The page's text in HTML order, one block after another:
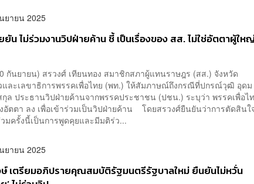
ยายน 2025
ยัน ไม่ร่วมงานวิปฝ่ายค้าน ชี้ เป็นเรื่องของ สส. ไม่ใช่อัตตาผู้ให
กันยายน) สรวงศ์ เทียนทอง สมาชิกสภาผู้แทนราษฎร (สส.) จังหวัด
และเลขาธิการพรรคเพื่อไทย (พท.) ให้สัมภาษณ์ถึงกรณีที่ปกรณ์วุฒิ อุดม
ล ประธานวิปฝ่ายค้านจากพรรคประชาชน (ปชน.) ระบุว่า พรรคเพื่อไ
อัตตา ลง เพื่อเข้าร่วมเป็นวิปฝ่ายค้าน โดยสรวงศ์ยืนยันว่าการตัดสินใ
มครั้งนี้เป็นการพูดคุยและมีมติร่ว...
ยายน 2025
เตรียมอภิปรายคุณสมบัติรัฐมนตรีรัฐบาลใหม่ ยืนยันไม่หวั่น